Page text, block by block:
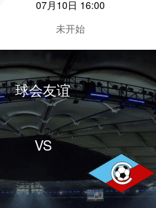
07月10日 16:00
未开始
球会友谊
VS